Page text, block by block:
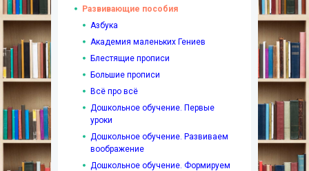
Развивающие пособия
Азбука
Академия маленьких Гениев
Блестящие прописи
Большие прописи
Всё про всё
Дошкольное обучение. Первые
уроки
Дошкольное обучение. Развиваем
воображение
Дошкольное обучение. Формируем